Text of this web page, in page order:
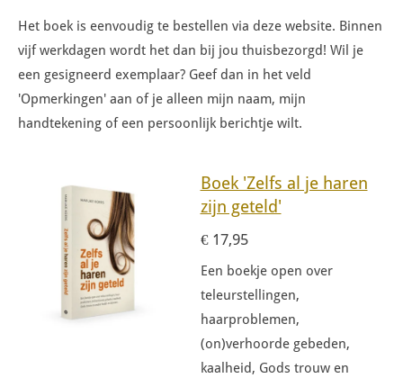
Het boek is eenvoudig te bestellen via deze website. Binnen
vijf werkdagen wordt het dan bij jou thuisbezorgd! Wil je
een gesigneerd exemplaar? Geef dan in het veld
'Opmerkingen' aan of je alleen mijn naam, mijn
handtekening of een persoonlijk berichtje wilt.
Boek 'Zelfs al je haren
zijn geteld'
€ 17,95
Een boekje open over
teleurstellingen,
haarproblemen,
(on)verhoorde gebeden,
kaalheid, Gods trouw en